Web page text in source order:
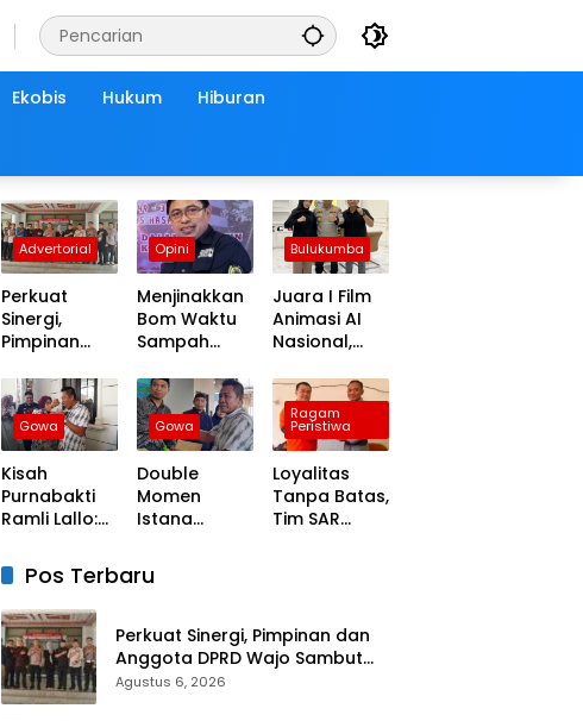
Ekobis Hukum Hiburan
Advertorial
Perkuat
Sinergi,
Pimpinan
DPRD Wajo
Sambut
Hangat
Kunjungan
Silaturahmi
Kapolres
Wajo yang
Opini
Menjinakkan
Bom Waktu
Sampah
Mengubah
Kepanikan
Publik
Menjadi
Revolusi
Berbasis RT
Bulukumba
Juara I Film
Animasi AI
Nasional,
Matahari
Dapat ki
Tauwwa
Apresiasi
Dari
Kapolres
Bulukumba
Gowa
Kisah
Purnabakti
Ramli Lallo:
Pengabdian
dengan Pintu
Sedekah
Gowa
Double
Momen
Istana
Ultah ke-58
Ditandai Aksi
Berbagi
Rumah
Ragam
Peristiwa
Loyalitas
Tanpa Batas,
Tim SAR
atas
Evakuasi ATR
Pos Terbaru
Perkuat Sinergi, Pimpinan dan
Anggota DPRD Wajo Sambut
Hangat Kunjungan Silaturahmi
Agustus 6, 2026